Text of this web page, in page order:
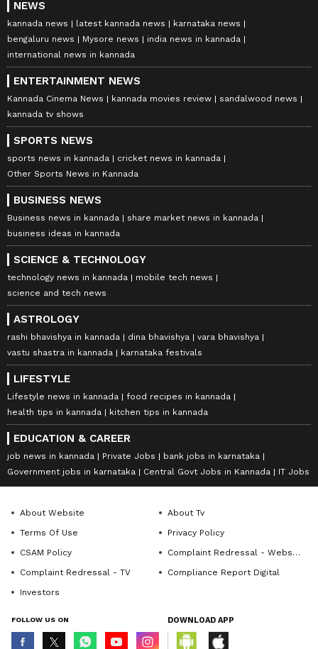
NEWS
kannada news latest kannada news
karnataka news
bengaluru news
Mysore news
india news in kannada
international news in kannada
ENTERTAINMENT NEWS
Kannada Cinema News kannada movies review
sandalwood news
kannada tv shows
SPORTS NEWS
sports news in kannada
cricket news in kannada
Other Sports News in Kannada
BUSINESS NEWS
Business news in kannada
share market news in kannada
business ideas in kannada
SCIENCE & TECHNOLOGY
technology news in kannada
mobile tech news
science and tech news
ASTROLOGY
rashi bhavishya in kannada dina bhavishya
vara bhavishya
vastu shastra in kannada
karnataka festivals
LIFESTYLE
Lifestyle news in kannada
food recipes in kannada
health tips in kannada
kitchen tips in kannada
EDUCATION & CAREER
job news in kannada Private Jobs
bank jobs in karnataka
Government jobs in karnataka
Central Govt Jobs in Kannada IT Jobs
About Website
About Tv
Terms Of Use
Privacy Policy
CSAM Policy
Complaint Redressal - Website
Complaint Redressal - TV
Compliance Report Digital
Investors
FOLLOW US ON DOWNLOAD APP